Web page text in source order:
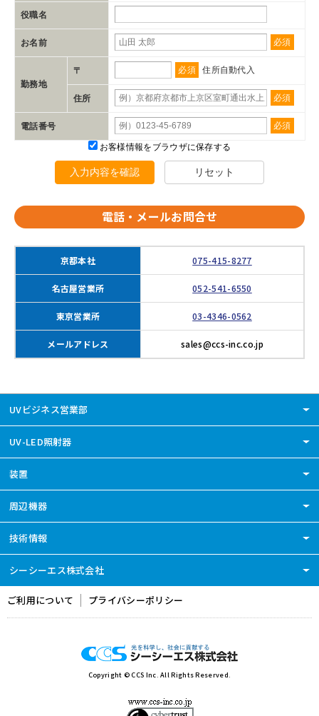
役職名
お名前 必須
勤務地
〒 必須 住所自動代入
住所 必須
電話番号 必須
お客様情報をブラウザに保存する
入力内容を確認 リセット
電話・メールお問合せ
京都本社 075-415-8277
名古屋営業所 052-541-6550
東京営業所 03-4346-0562
メールアドレス sales@ccs-inc.co.jp
UVビジネス営業部
UV-LED照射器
装置
周辺機器
技術情報
シーシーエス株式会社
ご利用について プライバシーポリシー
Copyright © CCS Inc. All Rights Reserved.